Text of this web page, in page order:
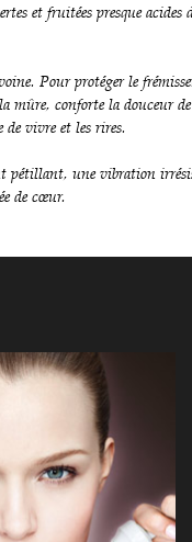
et fruitées presque acides
Pour protéger le
mûre, conforte la douceur de
vivre et les rires.
pétillant, une vibration
de cœur.